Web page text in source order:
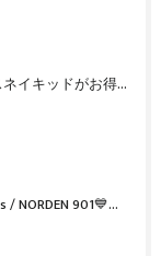
🔥KTMハイパフォーマンスネイキッドがお得に手に入るチャンス🔥
【💙Husqvarna Motorcycles / NORDEN 901💙】 ご納車おめでとうございます🎉✨